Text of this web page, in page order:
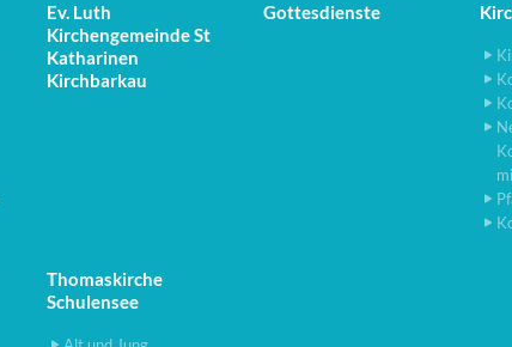
Ev. Luth
Kirchengemeinde St
Katharinen
Kirchbarkau
Gottesdienste
Thomaskirche
Schulensee